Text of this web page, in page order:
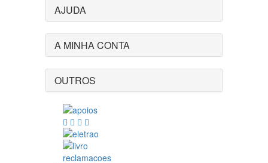
AJUDA
A MINHA CONTA
OUTROS